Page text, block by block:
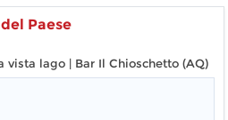
Paese
vista lago | Bar Il Chioschetto (AQ)